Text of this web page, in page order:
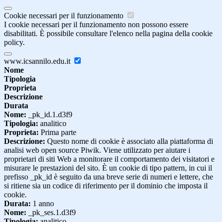
Cookie necessari per il funzionamento
I cookie necessari per il funzionamento non possono essere
disabilitati. È possibile consultare l'elenco nella pagina della cookie
policy.
www.icsannilo.edu.it
Nome
Tipologia
Proprieta
Descrizione
Durata
Nome: _pk_id.1.d3f9
Tipologia: analitico
Proprieta: Prima parte
Descrizione: Questo nome di cookie è associato alla piattaforma di
analisi web open source Piwik. Viene utilizzato per aiutare i
proprietari di siti Web a monitorare il comportamento dei visitatori e
misurare le prestazioni del sito. È un cookie di tipo pattern, in cui il
prefisso _pk_id è seguito da una breve serie di numeri e lettere, che
si ritiene sia un codice di riferimento per il dominio che imposta il
cookie.
Durata: 1 anno
Nome: _pk_ses.1.d3f9